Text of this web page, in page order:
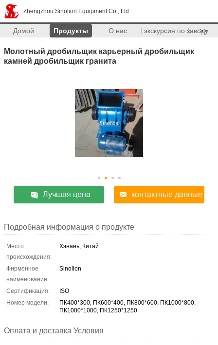
Zhengzhou Sinolion Equipment Co., Ltd
Домой Продукты О нас экскурсия по заводу
>>
Молотный дробильщик карьерный дробильщик
камней дробильщик гранита
Лучшая цена контактные данные
Подробная информация о продукте
Место
происхождения:
Хэнань, Китай
Фирменное
наименование:
Sinolion
Сертификация:
ISO
Номер модели:
ПК400*300, ПК600*400, ПК800*600, ПК1000*800,
ПК1000*1000, ПК1250*1250
Оплата и доставка Условия